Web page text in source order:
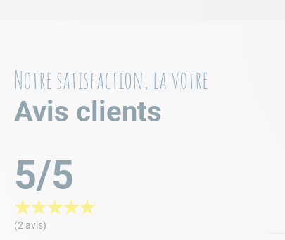
Notre satisfaction, la votre
Avis clients
★★★★★
5/5
(2 avis)